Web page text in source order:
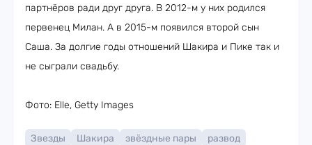
партнёров ради друг друга. В 2012-м у них родился
первенец Милан. А в 2015-м появился второй сын
Саша. За долгие годы отношений Шакира и Пике так и
не сыграли свадьбу.
Фото: Elle, Getty Images
Звезды Шакира звёздные пары развод